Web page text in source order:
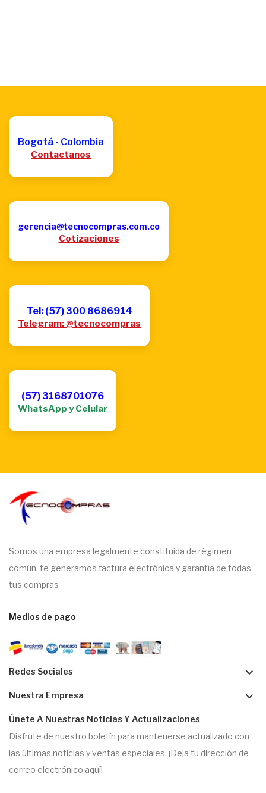
Bogotá - Colombia
Contactanos
gerencia@tecnocompras.com.co
Cotizaciones
Tel: (57) 300 8686914
Telegram: @tecnocompras
(57) 3168701076
WhatsApp y Celular
Somos una empresa legalmente constituida de régimen
común, te generamos factura electrónica y garantía de todas
tus compras
Medios de pago
Redes Sociales keyboard_arrow_down
Nuestra Empresa keyboard_arrow_down
Únete A Nuestras Noticias Y Actualizaciones
Disfrute de nuestro boletín para mantenerse actualizado con
las últimas noticias y ventas especiales. ¡Deja tu dirección de
correo electrónico aquí!